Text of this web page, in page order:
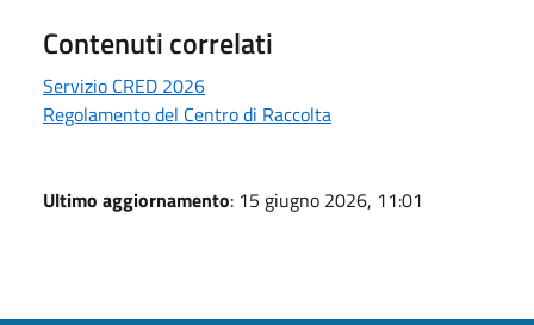
Contenuti correlati
Servizio CRED 2026
Regolamento del Centro di Raccolta
Ultimo aggiornamento: 15 giugno 2026, 11:01